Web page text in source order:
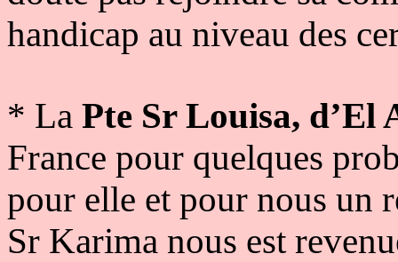
handicap au niveau des
* La Pte Sr Louisa, d’El
France pour quelques
pour elle et pour nous un
Sr Karima nous est